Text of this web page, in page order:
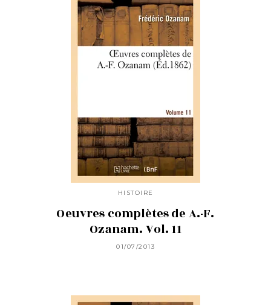
HISTOIRE
Oeuvres complètes de A.-F.
Ozanam. Vol. 11
01/07/2013